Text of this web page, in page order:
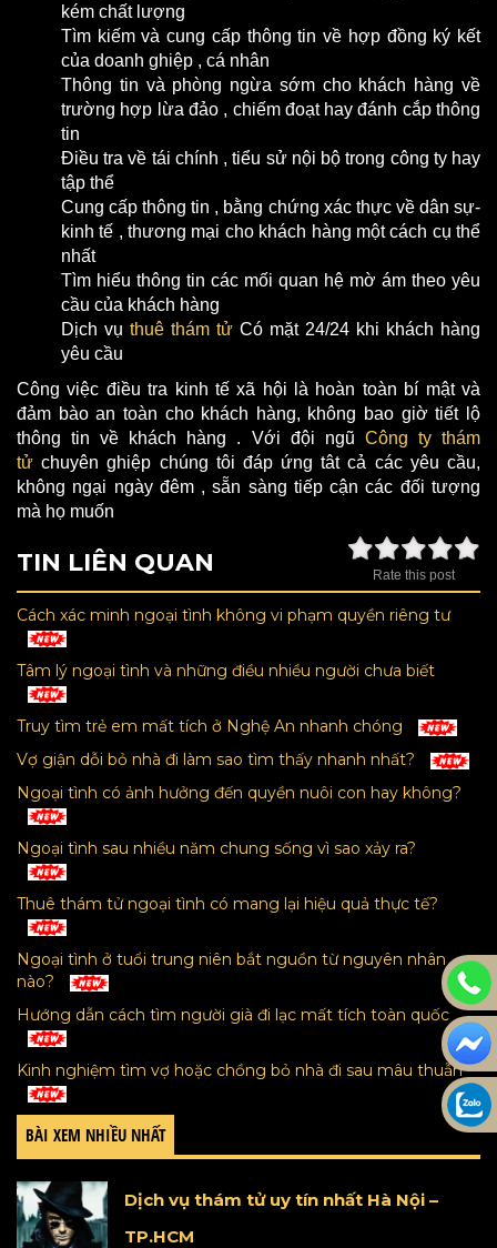
kém chất lượng
Tìm kiếm và cung cấp thông tin về hợp đồng ký kết
của doanh ghiệp , cá nhân
Thông tin và phòng ngừa sớm cho khách hàng về
trường hợp lừa đảo , chiếm đoạt hay đánh cắp thông
tin
Điều tra về tái chính , tiểu sử nội bộ trong công ty hay
tập thể
Cung cấp thông tin , bằng chứng xác thực về dân sự-
kinh tế , thương mại cho khách hàng một cách cụ thể
nhất
Tìm hiểu thông tin các mối quan hệ mờ ám theo yêu
cầu của khách hàng
Dịch vụ thuê thám tử Có mặt 24/24 khi khách hàng
yêu cầu
Công việc điều tra kinh tế xã hội là hoàn toàn bí mật và
đảm bào an toàn cho khách hàng, không bao giờ tiết lộ
thông tin về khách hàng . Với đội ngũ Công ty thám
tử chuyên ghiệp chúng tôi đáp ứng tât cả các yêu cầu,
không ngại ngày đêm , sẵn sàng tiếp cận các đối tượng
mà họ muốn
Rate this post
TIN LIÊN QUAN
Cách xác minh ngoại tình không vi phạm quyền riêng tư
Tâm lý ngoại tình và những điều nhiều người chưa biết
Truy tìm trẻ em mất tích ở Nghệ An nhanh chóng
Vợ giận dỗi bỏ nhà đi làm sao tìm thấy nhanh nhất?
Ngoại tình có ảnh hưởng đến quyền nuôi con hay không?
Ngoại tình sau nhiều năm chung sống vì sao xảy ra?
Thuê thám tử ngoại tình có mang lại hiệu quả thực tế?
Ngoại tình ở tuổi trung niên bắt nguồn từ nguyên nhân
nào?
Hướng dẫn cách tìm người già đi lạc mất tích toàn quốc
Kinh nghiệm tìm vợ hoặc chồng bỏ nhà đi sau mâu thuẫn
BÀI XEM NHIỀU NHẤT
Dịch vụ thám tử uy tín nhất Hà Nội –
TP.HCM